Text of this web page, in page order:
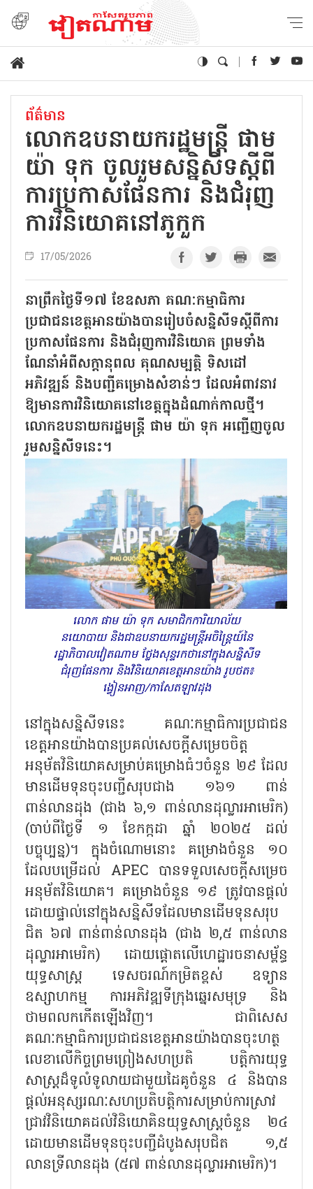
ព័ត៌មាន
លោកឧបនាយករដ្ឋមន្ត្រី ផាម
យ៉ា ទុក ចូលរួមសន្និសីទស្តីពី
ការប្រកាសផែនការ និងជំរុញ
ការវិនិយោគនៅភូកួក
17/05/2026
នាព្រឹកថ្ងៃទី១៧ ខែឧសភា គណៈកម្មាធិការ
ប្រជាជនខេត្តអានយ៉ាងបានរៀបចំសន្និសីទស្តីពីការ
ប្រកាសផែនការ និងជំរុញការវិនិយោគ ព្រមទាំង
ណែនាំអំពីសក្តានុពល គុណសម្បត្តិ ទិសដៅ
អភិវឌ្ឍន៍ និងបញ្ជីគម្រោងសំខាន់ៗ ដែលអំពាវនាវ
ឱ្យមានការវិនិយោគនៅខេត្តក្នុងដំណាក់កាលថ្មី។
លោកឧបនាយករដ្ឋមន្ត្រី ផាម យ៉ា ទុក អញ្ជើញចូល
រួមសន្និសីទនេះ។
លោក ផាម យ៉ា ទុក សមាជិកការិយាល័យ
នយោបាយ និងជាឧបនាយករដ្ឋមន្ត្រីអចិន្ត្រៃយ៍នៃ
រដ្ឋាភិបាលវៀតណាម ថ្លែងសុន្ទរកថានៅក្នុងសន្និសីទ
ជំរុញផែនការ និងវិនិយោគខេត្តអានយ៉ាង រូបថត៖
ង្វៀនអាញ/កាសែតឡាវដុង
នៅក្នុងសន្និសីទនេះ គណៈកម្មាធិការប្រជាជន
ខេត្តអានយ៉ាងបានប្រគល់សេចក្តីសម្រេចចិត្ត
អនុម័តវិនិយោគសម្រាប់គម្រោងធំៗចំនួន ២៩ ដែល
មានដើមទុនចុះបញ្ជីសរុបជាង ១៦១ ពាន់
ពាន់លានដុង (ជាង ៦,១ ពាន់លានដុល្លារអាមេរិក)
(ចាប់ពីថ្ងៃទី ១ ខែកក្កដា ឆ្នាំ ២០២៥ ដល់
បច្ចុប្បន្ន)។ ក្នុងចំណោមនោះ គម្រោងចំនួន ១០
ដែលបម្រើដល់ APEC បានទទួលសេចក្តីសម្រេច
អនុម័តវិនិយោគ។ គម្រោងចំនួន ១៩ ត្រូវបានផ្តល់
ដោយផ្ទាល់នៅក្នុងសន្និសីទដែលមានដើមទុនសរុប
ជិត ៦៧ ពាន់ពាន់លានដុង (ជាង ២,៥ ពាន់លាន
ដុល្លារអាមេរិក) ដោយផ្តោតលើហេដ្ឋារចនាសម្ព័ន្ធ
យុទ្ធសាស្ត្រ ទេសចរណ៍កម្រិតខ្ពស់ ឧទ្យាន
ឧស្សាហកម្ម ការអភិវឌ្ឍទីក្រុងឆ្នេរសមុទ្រ និង
ថាមពលកកើតឡើងវិញ។ ជាពិសេស
គណៈកម្មាធិការប្រជាជនខេត្តអានយ៉ាងបានចុះហត្ថ
លេខាលើកិច្ចព្រមព្រៀងសហប្រតិ បត្តិការយុទ្ធ
សាស្ត្រដ៏ទូលំទូលាយជាមួយដៃគូចំនួន ៤ និងបាន
ផ្តល់អនុស្សរណៈសហប្រតិបត្តិការសម្រាប់ការស្រាវ
ជ្រាវវិនិយោគដល់វិនិយោគិនយុទ្ធសាស្ត្រចំនួន ២៤
ដោយមានដើមទុនចុះបញ្ជីដំបូងសរុបជិត ១,៥
លានទ្រីលានដុង (៥៧ ពាន់លានដុល្លារអាមេរិក)។